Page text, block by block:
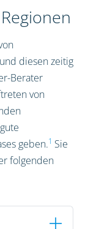
diesen zeitig
Berater
von
geben.1 Sie
folgenden